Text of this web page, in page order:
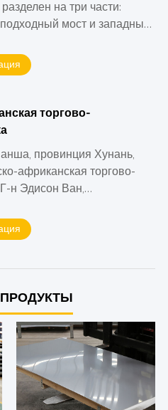
на три части:
мост и западный
моста Tseung
в том числе более
и профилей из
торгово-
провинция Хунань,
африканская торгово-
н Эдисон Ван,
в выставке и выступить с
сотрудничества.